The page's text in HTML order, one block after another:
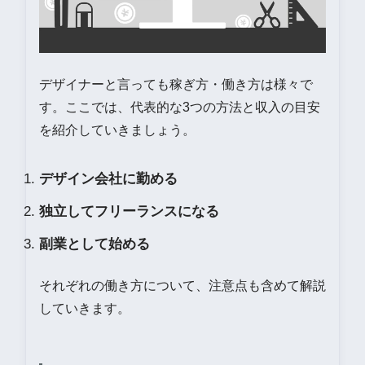
デザイナーと言っても稼ぎ方・働き方は様々で
す。ここでは、代表的な3つの方法と収入の目安
を紹介していきましょう。
デザイン会社に勤める
独立してフリーランスになる
副業として始める
それぞれの働き方について、注意点も含めて解説
していきます。